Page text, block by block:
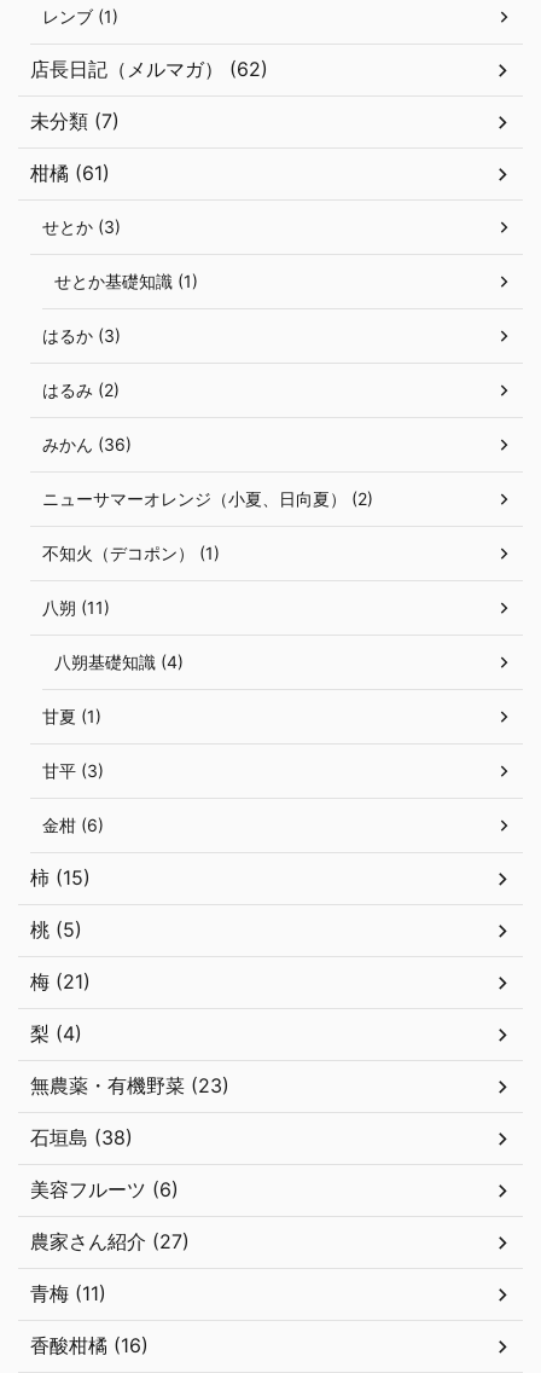
レンブ (1)
店長日記（メルマガ） (62)
未分類 (7)
柑橘 (61)
せとか (3)
せとか基礎知識 (1)
はるか (3)
はるみ (2)
みかん (36)
ニューサマーオレンジ（小夏、日向夏） (2)
不知火（デコポン） (1)
八朔 (11)
八朔基礎知識 (4)
甘夏 (1)
甘平 (3)
金柑 (6)
柿 (15)
桃 (5)
梅 (21)
梨 (4)
無農薬・有機野菜 (23)
石垣島 (38)
美容フルーツ (6)
農家さん紹介 (27)
青梅 (11)
香酸柑橘 (16)